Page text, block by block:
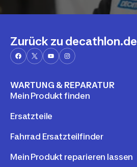
Zurück zu decathlon.de
WARTUNG & REPARATUR
Mein Produkt finden
Ersatzteile
Fahrrad Ersatzteilfinder
Mein Produkt reparieren lassen